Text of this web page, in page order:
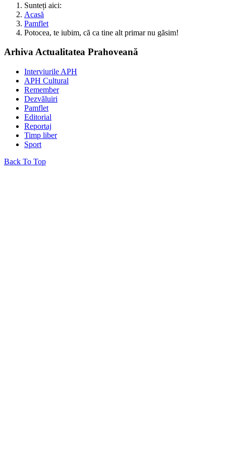
Sunteți aici:
Acasă
Pamflet
Potocea, te iubim, că ca tine alt primar nu găsim!
Arhiva Actualitatea Prahoveană
Interviurile APH
APH Cultural
Remember
Dezvăluiri
Pamflet
Editorial
Reportaj
Timp liber
Sport
Back To Top